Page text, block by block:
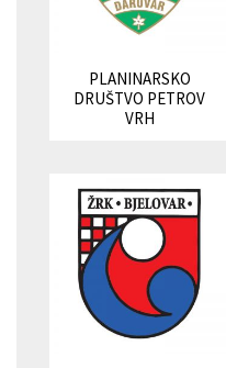
PLANINARSKO
DRUŠTVO PETROV
VRH